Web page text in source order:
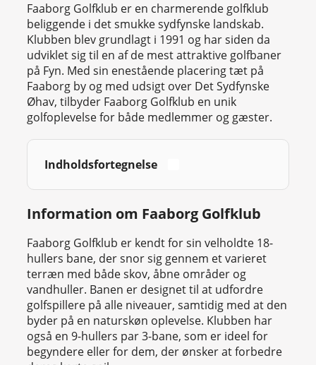
Faaborg Golfklub er en charmerende golfklub
beliggende i det smukke sydfynske landskab.
Klubben blev grundlagt i 1991 og har siden da
udviklet sig til en af de mest attraktive golfbaner
på Fyn. Med sin enestående placering tæt på
Faaborg by og med udsigt over Det Sydfynske
Øhav, tilbyder Faaborg Golfklub en unik
golfoplevelse for både medlemmer og gæster.
Indholdsfortegnelse
Information om Faaborg Golfklub
Faaborg Golfklub er kendt for sin velholdte 18-
hullers bane, der snor sig gennem et varieret
terræn med både skov, åbne områder og
vandhuller. Banen er designet til at udfordre
golfspillere på alle niveauer, samtidig med at den
byder på en naturskøn oplevelse. Klubben har
også en 9-hullers par 3-bane, som er ideel for
begyndere eller for dem, der ønsker at forbedre